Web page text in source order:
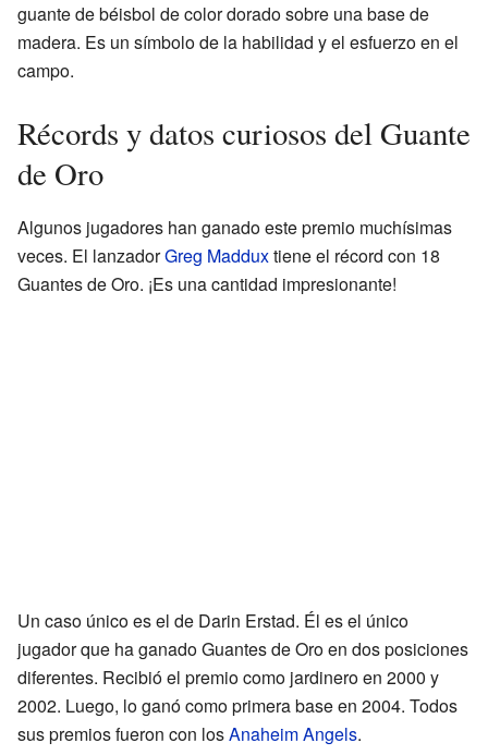
guante de béisbol de color dorado sobre una base de
madera. Es un símbolo de la habilidad y el esfuerzo en el
campo.
Récords y datos curiosos del Guante
de Oro
Algunos jugadores han ganado este premio muchísimas
veces. El lanzadorGreg Madduxtiene el récord con 18
Guantes de Oro. ¡Es una cantidad impresionante!
Un caso único es el de Darin Erstad. Él es el único
jugador que ha ganado Guantes de Oro en dos posiciones
diferentes. Recibió el premio como jardinero en 2000 y
2002. Luego, lo ganó como primera base en 2004. Todos
sus premios fueron con losAnaheim Angels.